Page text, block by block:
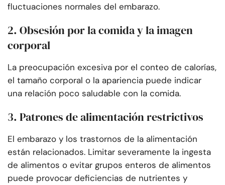
fluctuaciones normales del embarazo.
2. Obsesión por la comida y la imagen
corporal
La preocupación excesiva por el conteo de calorías,
el tamaño corporal o la apariencia puede indicar
una relación poco saludable con la comida.
3. Patrones de alimentación restrictivos
El embarazo y los trastornos de la alimentación
están relacionados. Limitar severamente la ingesta
de alimentos o evitar grupos enteros de alimentos
puede provocar deficiencias de nutrientes y